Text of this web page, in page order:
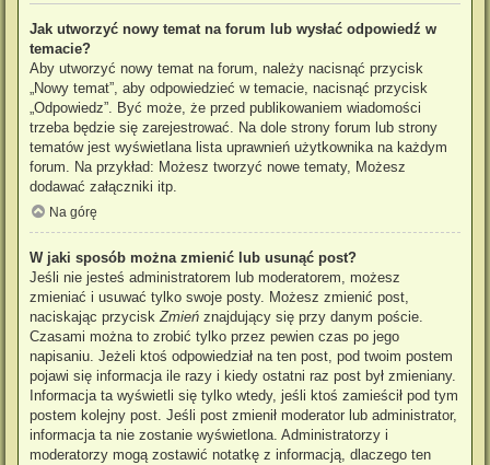
Jak utworzyć nowy temat na forum lub wysłać odpowiedź w
temacie?
Aby utworzyć nowy temat na forum, należy nacisnąć przycisk
„Nowy temat”, aby odpowiedzieć w temacie, nacisnąć przycisk
„Odpowiedz”. Być może, że przed publikowaniem wiadomości
trzeba będzie się zarejestrować. Na dole strony forum lub strony
tematów jest wyświetlana lista uprawnień użytkownika na każdym
forum. Na przykład: Możesz tworzyć nowe tematy, Możesz
dodawać załączniki itp.
Na górę
W jaki sposób można zmienić lub usunąć post?
Jeśli nie jesteś administratorem lub moderatorem, możesz
zmieniać i usuwać tylko swoje posty. Możesz zmienić post,
naciskając przyciskZmień znajdujący się przy danym poście.
Czasami można to zrobić tylko przez pewien czas po jego
napisaniu. Jeżeli ktoś odpowiedział na ten post, pod twoim postem
pojawi się informacja ile razy i kiedy ostatni raz post był zmieniany.
Informacja ta wyświetli się tylko wtedy, jeśli ktoś zamieścił pod tym
postem kolejny post. Jeśli post zmienił moderator lub administrator,
informacja ta nie zostanie wyświetlona. Administratorzy i
moderatorzy mogą zostawić notatkę z informacją, dlaczego ten